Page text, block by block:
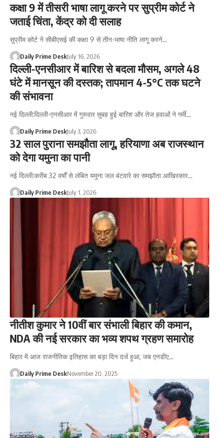
कक्षा 9 में तीसरी भाषा लागू करने पर सुप्रीम कोर्ट ने
जताई चिंता, केंद्र को दी सलाह
सुप्रीम कोर्ट ने सीबीएसई की कक्षा 9 से तीन-भाषा नीति लागू करने…
Daily Prime DeskJuly 16, 2026
दिल्ली-एनसीआर में बारिश से बदला मौसम, अगले 48
घंटे में मानसून की दस्तक; तापमान 4-5°C तक घटने
की संभावना
नई दिल्ली:दिल्ली-एनसीआर में गुरुवार सुबह हुई बारिश और तेज हवाओं ने गर्मी…
Daily Prime DeskJuly 3, 2026
32 साल पुराना समझौता लागू, हरियाणा अब राजस्थान
को देगा यमुना का पानी
नई दिल्ली:करीब 32 वर्षों से लंबित यमुना जल बंटवारे का समझौता आखिरकार…
Daily Prime DeskJuly 1, 2026
नीतीश कुमार ने 10वीं बार संभाली बिहार की कमान,
NDA की नई सरकार का भव्य शपथ ग्रहण समारोह
बिहार में आज राजनीतिक इतिहास का बड़ा दिन दर्ज हुआ, जब एनडीए…
Daily Prime DeskNovember 20, 2025